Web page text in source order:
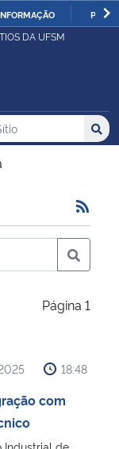
DA UFSM
no Sítio
Página 1
18:48
com
Industrial de